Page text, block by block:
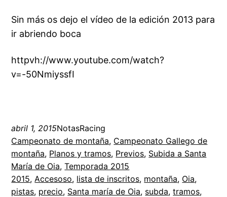
Sin más os dejo el vídeo de la edición 2013 para
ir abriendo boca
httpvh://www.youtube.com/watch?
v=-50NmiyssfI
abril 1, 2015NotasRacing
Campeonato de montaña, Campeonato Gallego de
montaña, Planos y tramos, Previos, Subida a Santa
María de Oia, Temporada 2015
2015, Accesoso, lista de inscritos, montaña, Oia
pistas, precio, Santa maría de Oia, subda, tramos